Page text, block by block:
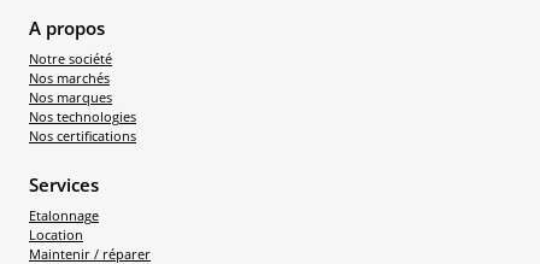
A propos
Notre société
Nos marchés
Nos marques
Nos technologies
Nos certifications
Services
Etalonnage
Location
Maintenir / réparer